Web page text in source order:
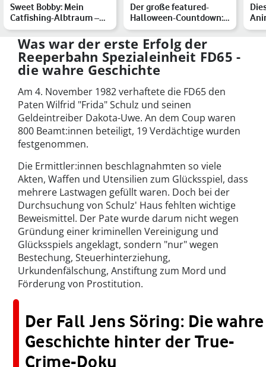
Sweet Bobby: Mein
Catfishing-Albtraum –
die wahre Geschichte
hint…
Der große featured-
Halloween-Countdown: 5
Horrorfilm-Anekdoten
zu…
Was war der erste Erfolg der
Reeperbahn Spezialeinheit FD65 -
die wahre Geschichte
Am 4. November 1982 verhaftete die FD65 den
Paten Wilfrid "Frida" Schulz und seinen
Geldeintreiber Dakota-Uwe. An dem Coup waren
800 Beamt:innen beteiligt, 19 Verdächtige wurden
festgenommen.
Die Ermittler:innen beschlagnahmten so viele
Akten, Waffen und Utensilien zum Glücksspiel, dass
mehrere Lastwagen gefüllt waren. Doch bei der
Durchsuchung von Schulz' Haus fehlten wichtige
Beweismittel. Der Pate wurde darum nicht wegen
Gründung einer kriminellen Vereinigung und
Glücksspiels angeklagt, sondern "nur" wegen
Bestechung, Steuerhinterziehung,
Urkundenfälschung, Anstiftung zum Mord und
Förderung von Prostitution.
Der Fall Jens Söring: Die wahre
Geschichte hinter der True-
Crime-Doku